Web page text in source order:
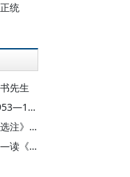
统
先生
张治：钱锺书与北京大学藏书：1953—1955年的个人阅读史
王水照：《正气歌》所本与《宋诗选注》“钱氏手校增注本”
王水照：钱锺书世界的文化阐释——读《营造巴比塔的智者·钱锺书传》有感